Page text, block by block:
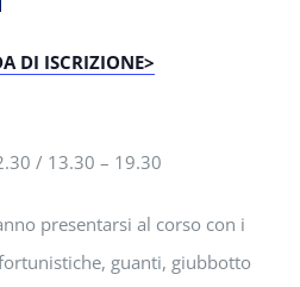
DI ISCRIZIONE>
/ 13.30 – 19.30
presentarsi al corso con i
guanti, giubbotto